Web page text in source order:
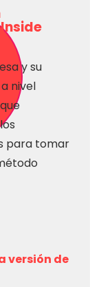
Inside
y su
nivel
para tomar
versión de